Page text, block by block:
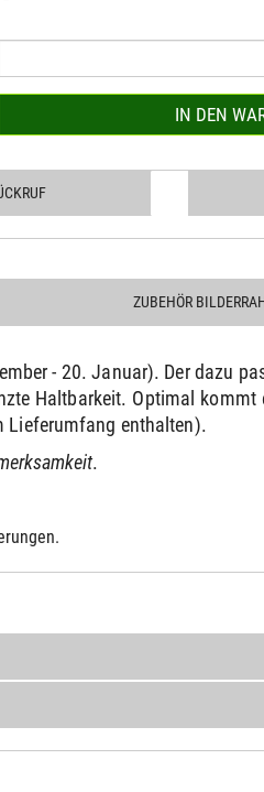
IN DEN
ZUBEHÖR
- 20. Januar). Der dazu
Haltbarkeit. Optimal kommt
Lieferumfang enthalten).
.